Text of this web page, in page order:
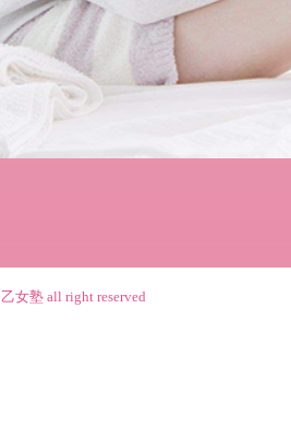
乙女塾all right reserved